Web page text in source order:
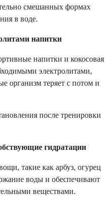
смешанных формах
в воде.
напитки
напитки и кокосовая
электролитами,
организм теряет с потом и
после тренировки
гидратации
такие как арбуз, огурец
воды и обеспечивают
веществами.